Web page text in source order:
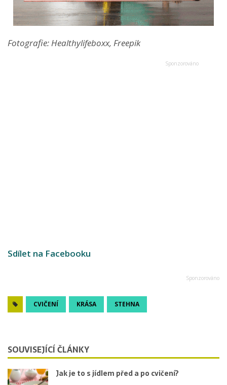
Fotografie: Healthylifeboxx, Freepik
Sdílet na Facebooku
CVIČENÍ KRÁSA STEHNA
SOUVISEJÍCÍ ČLÁNKY
Jak je to s jídlem před a po cvičení?